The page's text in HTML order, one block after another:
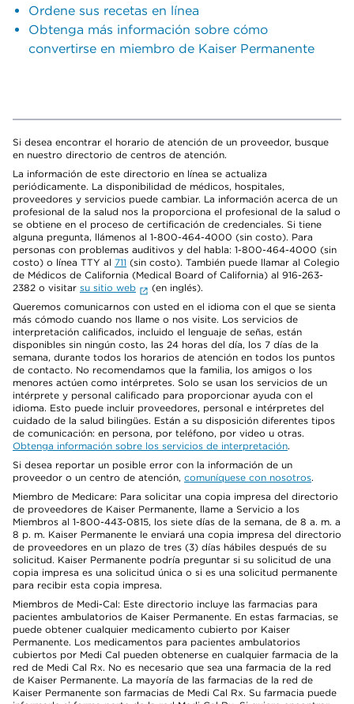
Ordene sus recetas en línea
Obtenga más información sobre cómo
convertirse en miembro de Kaiser Permanente
Si desea encontrar el horario de atención de un proveedor, busque
en nuestro directorio de centros de atención.
La información de este directorio en línea se actualiza
periódicamente. La disponibilidad de médicos, hospitales,
proveedores y servicios puede cambiar. La información acerca de un
profesional de la salud nos la proporciona el profesional de la salud o
se obtiene en el proceso de certificación de credenciales. Si tiene
alguna pregunta, llámenos al 1-800-464-4000 (sin costo). Para
personas con problemas auditivos y del habla: 1-800-464-4000 (sin
costo) o línea TTY al 711 (sin costo). También puede llamar al Colegio
de Médicos de California (Medical Board of California) al 916-263-
2382 o visitar su sitio web
(en inglés).
Queremos comunicarnos con usted en el idioma con el que se sienta
más cómodo cuando nos llame o nos visite. Los servicios de
interpretación calificados, incluido el lenguaje de señas, están
disponibles sin ningún costo, las 24 horas del día, los 7 días de la
semana, durante todos los horarios de atención en todos los puntos
de contacto. No recomendamos que la familia, los amigos o los
menores actúen como intérpretes. Solo se usan los servicios de un
intérprete y personal calificado para proporcionar ayuda con el
idioma. Esto puede incluir proveedores, personal e intérpretes del
cuidado de la salud bilingües. Están a su disposición diferentes tipos
de comunicación: en persona, por teléfono, por video u otras.
Obtenga información sobre los servicios de interpretación.
Si desea reportar un posible error con la información de un
proveedor o un centro de atención, comuníquese con nosotros.
Miembro de Medicare: Para solicitar una copia impresa del directorio
de proveedores de Kaiser Permanente, llame a Servicio a los
Miembros al 1-800-443-0815, los siete días de la semana, de 8 a. m. a
8 p. m. Kaiser Permanente le enviará una copia impresa del directorio
de proveedores en un plazo de tres (3) días hábiles después de su
solicitud. Kaiser Permanente podría preguntar si su solicitud de una
copia impresa es una solicitud única o si es una solicitud permanente
para recibir esta copia impresa.
Miembros de Medi-Cal: Este directorio incluye las farmacias para
pacientes ambulatorios de Kaiser Permanente. En estas farmacias, se
puede obtener cualquier medicamento cubierto por Kaiser
Permanente. Los medicamentos para pacientes ambulatorios
cubiertos por Medi Cal pueden obtenerse en cualquier farmacia de la
red de Medi Cal Rx. No es necesario que sea una farmacia de la red
de Kaiser Permanente. La mayoría de las farmacias de la red de
Kaiser Permanente son farmacias de Medi Cal Rx. Su farmacia puede